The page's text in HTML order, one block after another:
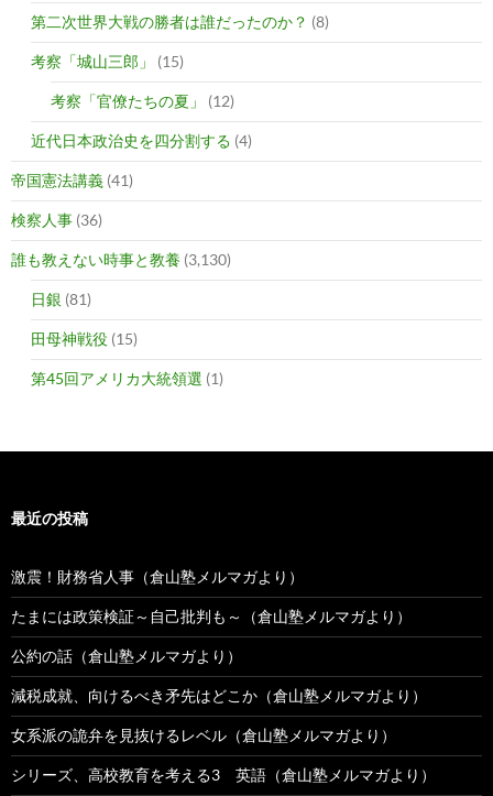
第二次世界大戦の勝者は誰だったのか？ (8)
考察「城山三郎」 (15)
考察「官僚たちの夏」 (12)
近代日本政治史を四分割する (4)
帝国憲法講義 (41)
検察人事 (36)
誰も教えない時事と教養 (3,130)
日銀 (81)
田母神戦役 (15)
第45回アメリカ大統領選 (1)
最近の投稿
激震！財務省人事（倉山塾メルマガより）
たまには政策検証～自己批判も～（倉山塾メルマガより）
公約の話（倉山塾メルマガより）
減税成就、向けるべき矛先はどこか（倉山塾メルマガより）
女系派の詭弁を見抜けるレベル（倉山塾メルマガより）
シリーズ、高校教育を考える3 英語（倉山塾メルマガより）